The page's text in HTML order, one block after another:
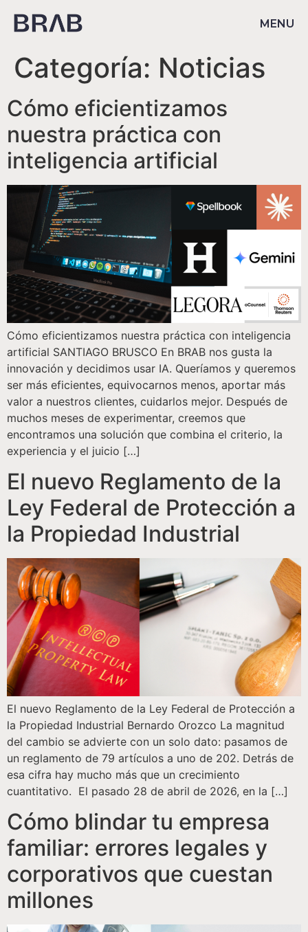
MENU
Categoría: Noticias
Cómo eficientizamos
nuestra práctica con
inteligencia artificial
Cómo eficientizamos nuestra práctica con inteligencia
artificial SANTIAGO BRUSCO En BRAB nos gusta la
innovación y decidimos usar IA. Queríamos y queremos
ser más eficientes, equivocarnos menos, aportar más
valor a nuestros clientes, cuidarlos mejor. Después de
muchos meses de experimentar, creemos que
encontramos una solución que combina el criterio, la
experiencia y el juicio […]
El nuevo Reglamento de la
Ley Federal de Protección a
la Propiedad Industrial
El nuevo Reglamento de la Ley Federal de Protección a
la Propiedad Industrial Bernardo Orozco La magnitud
del cambio se advierte con un solo dato: pasamos de
un reglamento de 79 artículos a uno de 202. Detrás de
esa cifra hay mucho más que un crecimiento
cuantitativo. El pasado 28 de abril de 2026, en la […]
Cómo blindar tu empresa
familiar: errores legales y
corporativos que cuestan
millones